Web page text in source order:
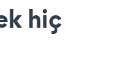
hiç